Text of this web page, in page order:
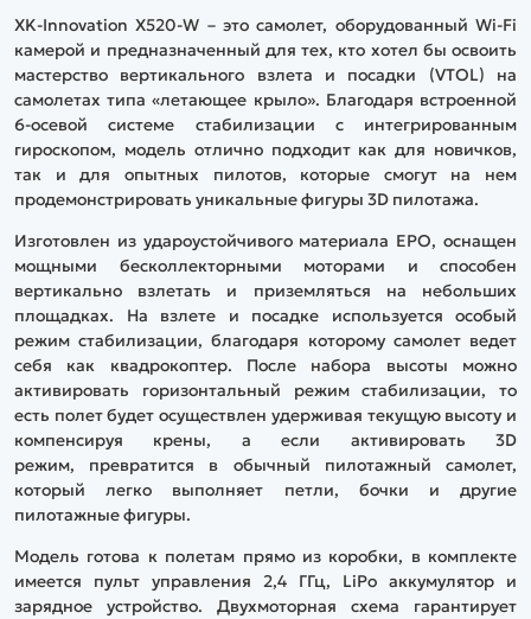
XK-Innovation X520-W – это самолет, оборудованный Wi-Fi
камерой и предназначенный для тех, кто хотел бы освоить
мастерство вертикального взлета и посадки (VTOL) на
самолетах типа «летающее крыло». Благодаря встроенной
6-осевой системе стабилизации с интегрированным
гироскопом, модель отлично подходит как для новичков,
так и для опытных пилотов, которые смогут на нем
продемонстрировать уникальные фигуры 3D пилотажа.
Изготовлен из удароустойчивого материала EPО, оснащен
мощными бесколлекторными моторами и способен
вертикально взлетать и приземляться на небольших
площадках. На взлете и посадке используется особый
режим стабилизации, благодаря которому самолет ведет
себя как квадрокоптер. После набора высоты можно
активировать горизонтальный режим стабилизации, то
есть полет будет осуществлен удерживая текущую высоту и
компенсируя крены, а если активировать 3D
режим, превратится в обычный пилотажный самолет,
который легко выполняет петли, бочки и другие
пилотажные фигуры.
Модель готова к полетам прямо из коробки, в комплекте
имеется пульт управления 2,4 ГГц, LiPo аккумулятор и
зарядное устройство. Двухмоторная схема гарантирует